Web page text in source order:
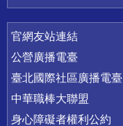
官網友站連結
公營廣播電臺
臺北國際社區廣播電臺
中華職棒大聯盟
身心障礙者權利公約